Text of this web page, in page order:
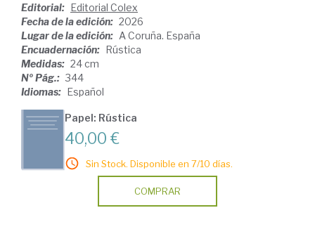
Editorial: Editorial Colex
Fecha de la edición: 2026
Lugar de la edición: A Coruña. España
Encuadernación: Rústica
Medidas: 24 cm
Nº Pág.: 344
Idiomas: Español
Papel: Rústica
40,00 €
Sin Stock. Disponible en 7/10 días.
COMPRAR